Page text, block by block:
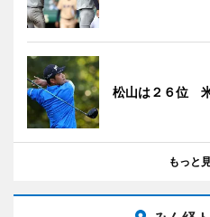
松山は２６位
もっと